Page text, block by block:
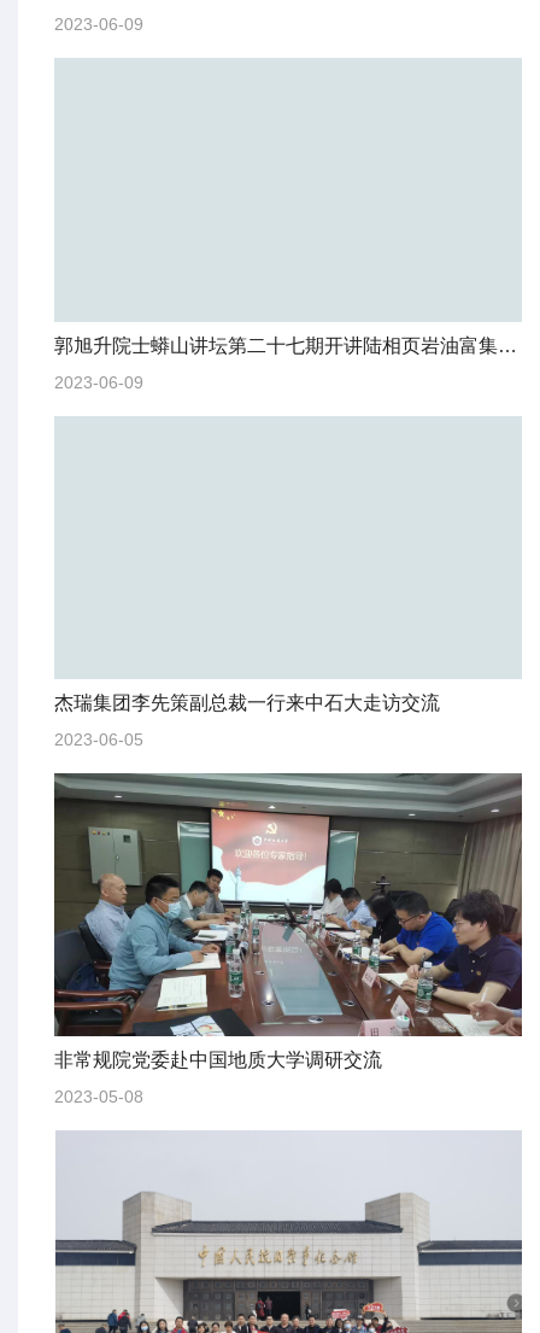
2023-06-09
郭旭升院士蟒山讲坛第二十七期开讲陆相页岩油富集机理
2023-06-09
杰瑞集团李先策副总裁一行来中石大走访交流
2023-06-05
非常规院党委赴中国地质大学调研交流
2023-05-08